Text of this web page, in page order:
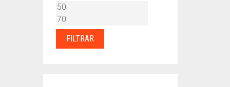
PREÇO
MÍNIMO
FILTRAR